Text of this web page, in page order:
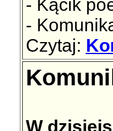
- Kącik
-
Czytaj:
W